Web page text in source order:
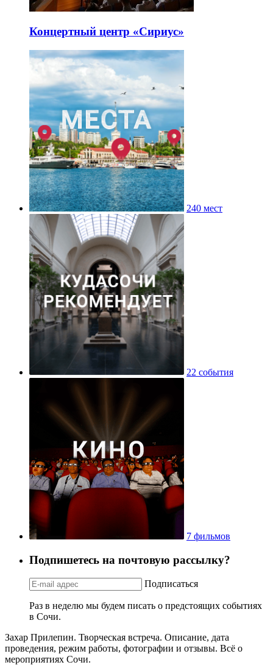
Концертный центр «Сириус»
240 мест
22 события
7 фильмов
Подпишетесь на почтовую рассылку?
Подписаться
Раз в неделю мы будем писать о предстоящих событиях
в Сочи.
Захар Прилепин. Творческая встреча. Описание, дата
проведения, режим работы, фотографии и отзывы. Всё о
мероприятиях Сочи.